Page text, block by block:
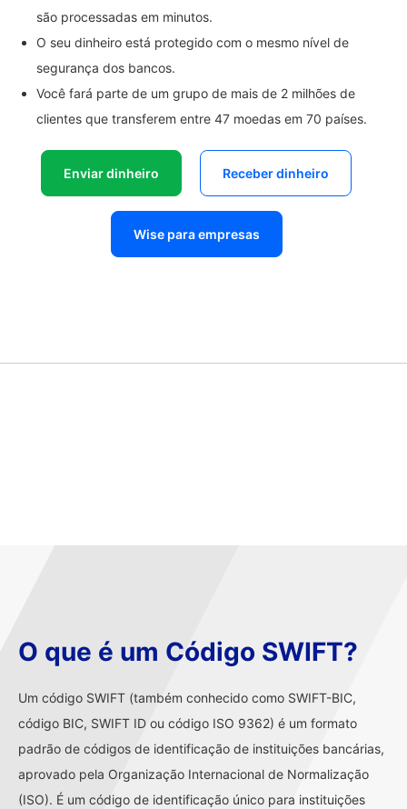
são processadas em minutos.
O seu dinheiro está protegido com o mesmo nível de
segurança dos bancos.
Você fará parte de um grupo de mais de 2 milhões de
clientes que transferem entre 47 moedas em 70 países.
Enviar dinheiro Receber dinheiro
Wise para empresas
O que é um Código SWIFT?
Um código SWIFT (também conhecido como SWIFT-BIC,
código BIC, SWIFT ID ou código ISO 9362) é um formato
padrão de códigos de identificação de instituições bancárias,
aprovado pela Organização Internacional de Normalização
(ISO). É um código de identificação único para instituições